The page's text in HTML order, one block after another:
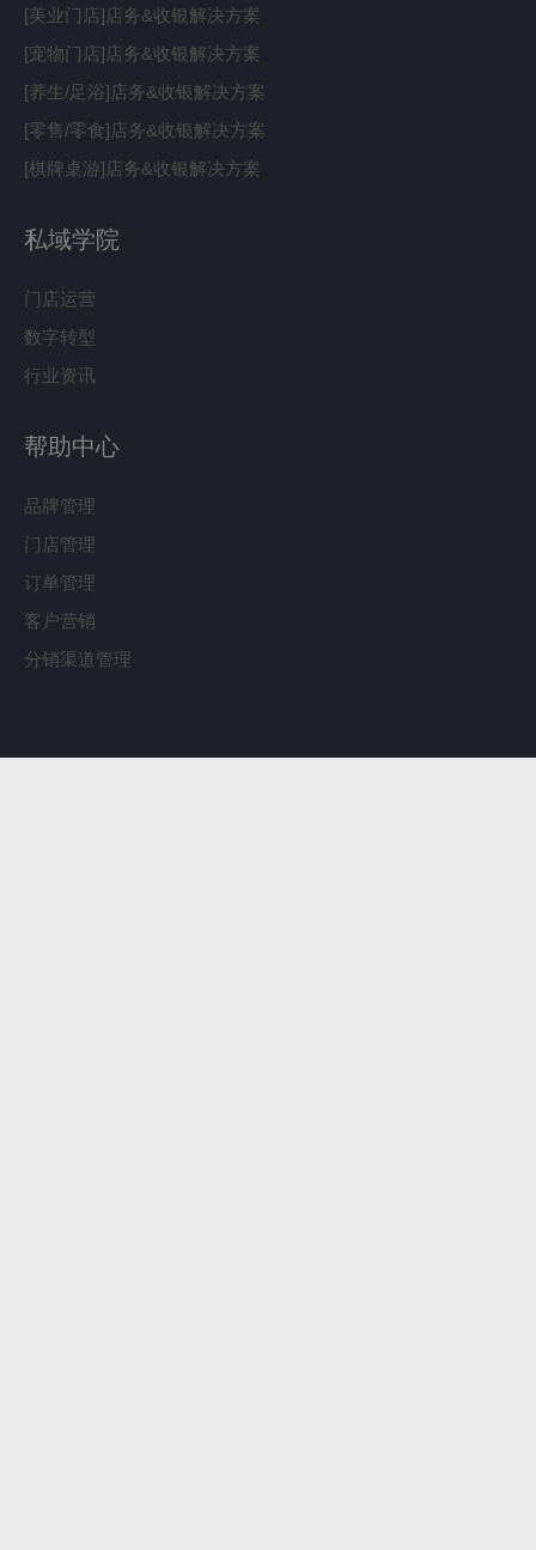
[美业门店]店务&收银解决方案
[宠物门店]店务&收银解决方案
[养生/足浴]店务&收银解决方案
[零售/零食]店务&收银解决方案
[棋牌桌游]店务&收银解决方案
私域学院
门店运营
数字转型
行业资讯
帮助中心
品牌管理
门店管理
订单管理
客户营销
分销渠道管理